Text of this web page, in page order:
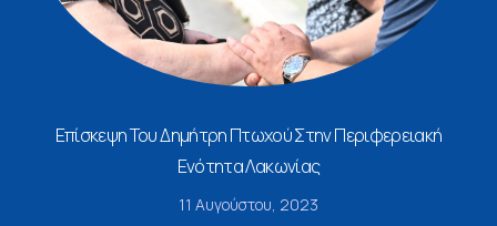
Επίσκεψη Του Δημήτρη Πτωχού Στην Περιφερειακή
Ενότητα Λακωνίας
11 Αυγούστου, 2023